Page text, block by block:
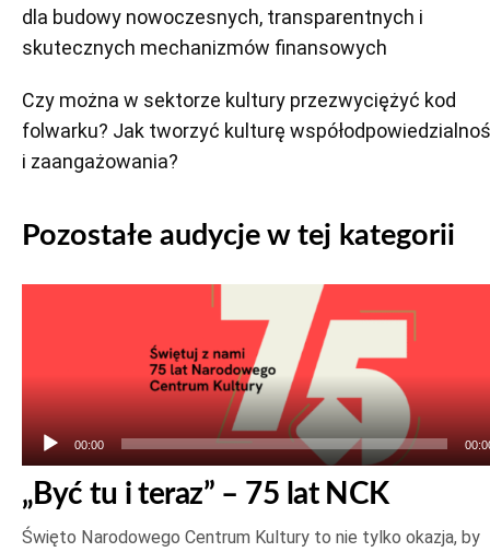
dla budowy nowoczesnych, transparentnych i
skutecznych mechanizmów finansowych
Czy można w sektorze kultury przezwyciężyć kod
folwarku? Jak tworzyć kulturę
i zaangażowania?
Pozostałe audycje w tej kategorii
00:00
„Być tu i teraz” – 75 lat NCK
Święto Narodowego Centrum Kultury to nie tylko okazja, by